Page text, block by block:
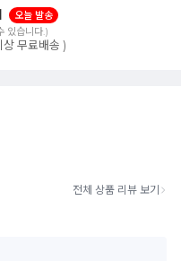
오늘 발송
있습니다.)
무료배송 )